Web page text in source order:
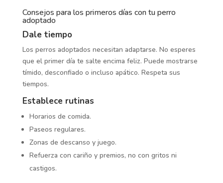
Consejos para los primeros días con tu perro
adoptado
Dale tiempo
Los perros adoptados necesitan adaptarse. No esperes
que el primer día te salte encima feliz. Puede mostrarse
tímido, desconfiado o incluso apático. Respeta sus
tiempos.
Establece rutinas
Horarios de comida.
Paseos regulares.
Zonas de descanso y juego.
Refuerza con cariño y premios, no con gritos ni
castigos.